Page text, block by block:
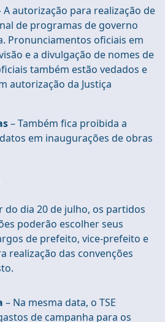
A autorização para realização de
de programas de governo
Pronunciamentos oficiais em
e a divulgação de nomes de
também estão vedados e
autorização da Justiça
– Também fica proibida a
em inaugurações de obras
do dia 20 de julho, os partidos
poderão escolher seus
de prefeito, vice-prefeito e
realização das convenções
– Na mesma data, o TSE
de campanha para os